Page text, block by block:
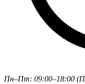
Пн–Пт: 09:00–18:00